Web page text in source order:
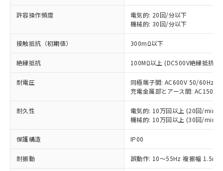
許容操作頻度
電気的: 20回/分以下
機械的: 30回/分以下
接触抵抗（初期値） 300mΩ以下
絶縁抵抗 100MΩ以上 (DC500V絶縁抵抗計
耐電圧
同極端子間: AC600V 50/60Hz
充電金属部とアース間:
耐久性
電気的: 10万回以上 (20回/min)
機械的: 10万回以上 (30回/min)
保護構造 IP00
耐振動 誤動作: 10～55Hz 複振幅 1.5mm
以下の条件をお読みいただき、同意のうえ
本サービスは、当社制御機器事業取扱
※1 対応状況
対応済み：EU RoHS指令（10物質）の
非含有に対応した製品が提供可能な商品で
有に対応した製品に切り替える予定のある
対応予定なし：EU RoHS指令（10物質）の
非含有に非対応の商品で、対応品を出す予
調査・確認中：EU RoHS指令（10物質）の